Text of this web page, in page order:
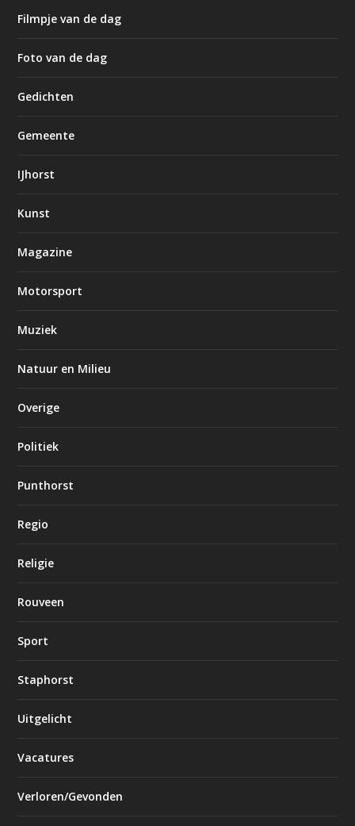
Filmpje van de dag
Foto van de dag
Gedichten
Gemeente
IJhorst
Kunst
Magazine
Motorsport
Muziek
Natuur en Milieu
Overige
Politiek
Punthorst
Regio
Religie
Rouveen
Sport
Staphorst
Uitgelicht
Vacatures
Verloren/Gevonden